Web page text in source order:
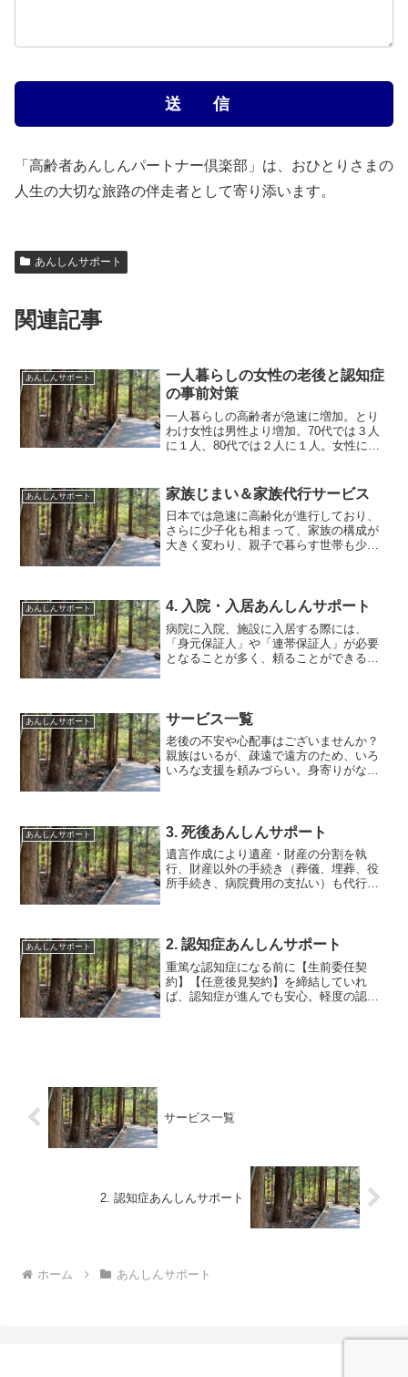
「高齢者あんしんパートナー倶楽部」は、おひとりさまの
人生の大切な旅路の伴走者として寄り添います。
あんしんサポート
関連記事
あんしんサポート
一人暮らしの女性の老後と認知症
の事前対策
一人暮らしの高齢者が急速に増加。とり
わけ女性は男性より増加。70代では３人
に１人、80代では２人に１人。女性にと
し女性の老後心配・不安、認知症・もの
忘れ・頼みたい・終活
あんしんサポート 家族じまい＆家族代行サービス
日本では急速に高齢化が進行しており、
さらに少子化も相まって、家族の構成が
大きく変わり、親子で暮らす世帯も少な
族のあり方として「家族じ...
あんしんサポート 4. 入院・入居あんしんサポート
病院に入院、施設に入居する際には、
「身元保証人」や「連帯保証人」が必要
となることが多く、頼ることができる人
ス（身元保証人・身元引受人）...
あんしんサポート サービス一覧
老後の不安や心配事はございませんか？
親族はいるが、疎遠で遠方のため、いろ
いろな支援を頼みづらい。身寄りがなく
できない。施設に入居。身元保証。
あんしんサポート 3. 死後あんしんサポート
遺言作成により遺産・財産の分割を執
行、財産以外の手続き（葬儀、埋葬、役
所手続き、病院費用の支払い）も代行。
言・遺産整理・遺品処分・贈与。
あんしんサポート 2. 認知症あんしんサポート
重篤な認知症になる前に【生前委任契
約】【任意後見契約】を締結していれ
ば、認知症が進んでも安心。軽度の認知
サービス一覧
2. 認知症あんしんサポート
ホーム あんしんサポート